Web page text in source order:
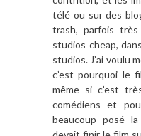
télé ou sur des
trash, parfois très
studios cheap,
studios. J’ai voulu
c’est pourquoi le
même si c’est
comédiens et
beaucoup posé